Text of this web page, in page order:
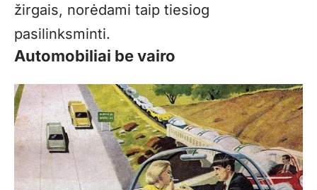
žirgais, norėdami taip tiesiog
pasilinksminti.
Automobiliai be vairo